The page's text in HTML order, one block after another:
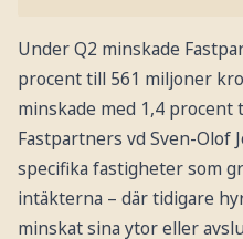
Under Q2 minskade
procent till 561 miljoner
minskade med 1,4
Fastpartners vd Sven-Olof
specifika fastigheter som
intäkterna – där tidigare
minskat sina ytor eller